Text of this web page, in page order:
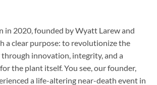
in 2020, founded by Wyatt Larew and
a clear purpose: to revolutionize the
innovation, integrity, and a
the plant itself. You see, our founder,
a life-altering near-death event in